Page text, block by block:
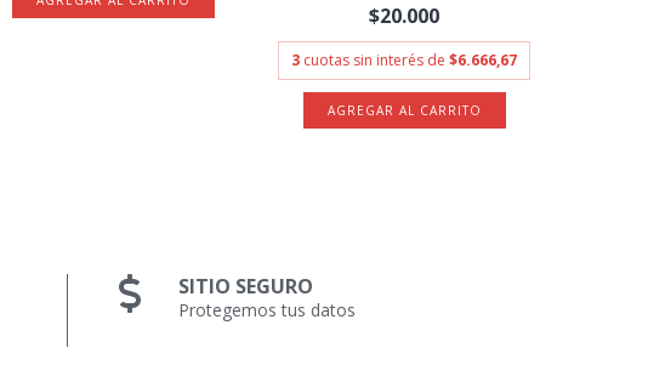
$20.000
3 cuotas sin interés de$6.666,67
SITIO SEGURO
Protegemos tus datos